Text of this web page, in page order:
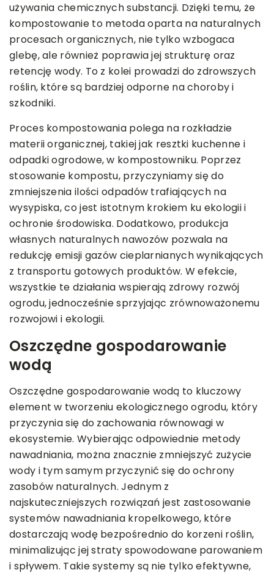
używania chemicznych substancji. Dzięki temu, że
kompostowanie to metoda oparta na naturalnych
procesach organicznych, nie tylko wzbogaca
glebę, ale również poprawia jej strukturę oraz
retencję wody. To z kolei prowadzi do zdrowszych
roślin, które są bardziej odporne na choroby i
szkodniki.
Proces kompostowania polega na rozkładzie
materii organicznej, takiej jak resztki kuchenne i
odpadki ogrodowe, w kompostowniku. Poprzez
stosowanie kompostu, przyczyniamy się do
zmniejszenia ilości odpadów trafiających na
wysypiska, co jest istotnym krokiem ku ekologii i
ochronie środowiska. Dodatkowo, produkcja
własnych naturalnych nawozów pozwala na
redukcję emisji gazów cieplarnianych wynikających
z transportu gotowych produktów. W efekcie,
wszystkie te działania wspierają zdrowy rozwój
ogrodu, jednocześnie sprzyjając zrównoważonemu
rozwojowi i ekologii.
Oszczędne gospodarowanie
wodą
Oszczędne gospodarowanie wodą to kluczowy
element w tworzeniu ekologicznego ogrodu, który
przyczynia się do zachowania równowagi w
ekosystemie. Wybierając odpowiednie metody
nawadniania, można znacznie zmniejszyć zużycie
wody i tym samym przyczynić się do ochrony
zasobów naturalnych. Jednym z
najskuteczniejszych rozwiązań jest zastosowanie
systemów nawadniania kropelkowego, które
dostarczają wodę bezpośrednio do korzeni roślin,
minimalizując jej straty spowodowane parowaniem
i spływem. Takie systemy są nie tylko efektywne,